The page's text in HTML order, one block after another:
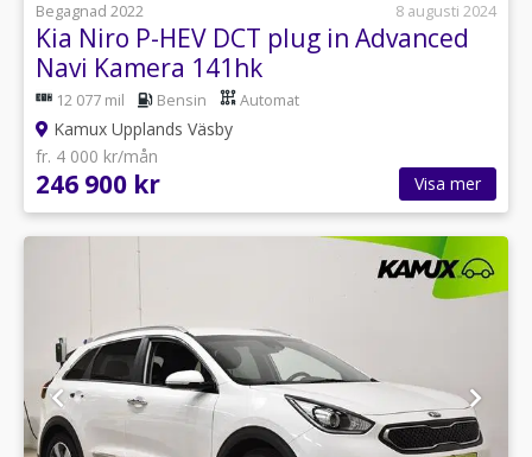
Begagnad 2022
8 augusti 2024
Kia Niro P-HEV DCT plug in Advanced
Navi Kamera 141hk
12 077 mil Bensin Automat
Kamux Upplands Väsby
fr. 4 000 kr/mån
246 900 kr Visa mer